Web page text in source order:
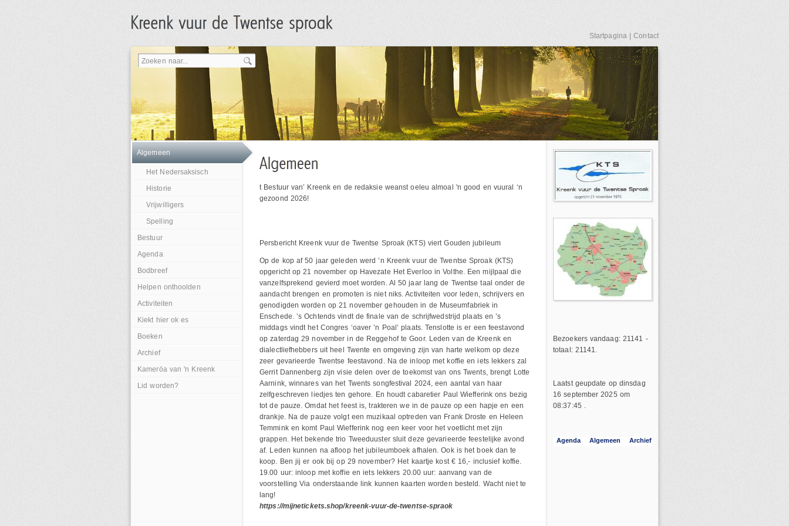
Startpagina|Contact
Algemeen
Het Nedersaksisch
Historie
Vrijwilligers
Spelling
Bestuur
Agenda
Bodbreef
Helpen onthoolden
Activiteiten
Kiekt hier ok es
Boeken
Archief
Kameröa van 'n Kreenk
Lid worden?
t Bestuur van’ Kreenk en de redaksie weanst oeleu almoal 'n good en vuural ‘n
gezoond 2026!
Persbericht Kreenk vuur de Twentse Sproak (KTS) viert Gouden jubileum
Op de kop af 50 jaar geleden werd ’n Kreenk vuur de Twentse Sproak (KTS)
opgericht op 21 november op Havezate Het Everloo in Volthe. Een mijlpaal die
vanzelfsprekend gevierd moet worden. Al 50 jaar lang de Twentse taal onder de
aandacht brengen en promoten is niet niks. Activiteiten voor leden, schrijvers en
genodigden worden op 21 november gehouden in de Museumfabriek in
Enschede. ’s Ochtends vindt de finale van de schrijfwedstrijd plaats en ’s
middags vindt het Congres ‘oaver ’n Poal’ plaats. Tenslotte is er een feestavond
op zaterdag 29 november in de Reggehof te Goor. Leden van de Kreenk en
dialectliefhebbers uit heel Twente en omgeving zijn van harte welkom op deze
zeer gevarieerde Twentse feestavond. Na de inloop met koffie en iets lekkers zal
Gerrit Dannenberg zijn visie delen over de toekomst van ons Twents, brengt Lotte
Aarnink, winnares van het Twents songfestival 2024, een aantal van haar
zelfgeschreven liedjes ten gehore. En houdt cabaretier Paul Wiefferink ons bezig
tot de pauze. Omdat het feest is, trakteren we in de pauze op een hapje en een
drankje. Na de pauze volgt een muzikaal optreden van Frank Droste en Heleen
Temmink en komt Paul Wiefferink nog een keer voor het voetlicht met zijn
grappen. Het bekende trio Tweeduuster sluit deze gevarieerde feestelijke avond
af. Leden kunnen na afloop het jubileumboek afhalen. Ook is het boek dan te
koop. Ben jij er ook bij op 29 november? Het kaartje kost € 16,- inclusief koffie.
19.00 uur: inloop met koffie en iets lekkers 20.00 uur: aanvang van de
voorstelling Via onderstaande link kunnen kaarten worden besteld. Wacht niet te
lang!
https://mijnetickets.shop/kreenk-vuur-de-twentse-spraok
Bezoekers vandaag: 21141 -
totaal: 21141.
Laatst geupdate op dinsdag
16 september 2025 om
08:37:45 .